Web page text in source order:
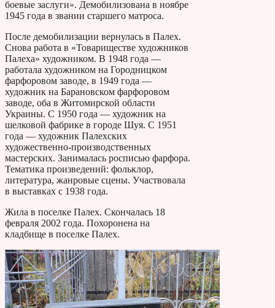
боевые заслуги». Демобилизована в ноябре
1945 года в звании старшего матроса.
После демобилизации вернулась в Палех.
Снова работа в «Товариществе художников
Палеха» художником. В 1948 года —
работала художником на Городницком
фарфоровом заводе, в 1949 года —
художник на Барановском фарфоровом
заводе, оба в Житомирской области
Украины. С 1950 года — художник на
шелковой фабрике в городе Шуя. С 1951
года — художник Палехских
художественно-производственных
мастерских. Занималась росписью фарфора.
Тематика произведений: фольклор,
литература, жанровые сцены. Участвовала
в выставках с 1938 года.
Жила в поселке Палех. Скончалась 18
февраля 2002 года. Похоронена на
кладбище в поселке Палех.